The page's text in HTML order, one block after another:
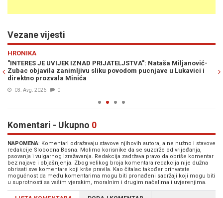
Vezane vijesti
HRONIKA
"INTERES JE UVIJEK IZNAD PRIJATELJSTVA": Nataša Miljanović-
Zubac objavila zanimljivu sliku povodom pucnjave u Lukavici i
direktno prozvala Minića
03. Avg. 2026 0
Komentari - Ukupno 0
NAPOMENA: Komentari odražavaju stavove njihovih autora, a ne nužno i stavove
redakcije Slobodna Bosna. Molimo korisnike da se suzdrže od vrijeđanja,
psovanja i vulgarnog izražavanja. Redakcija zadržava pravo da obriše komentar
bez najave i objašnjenja. Zbog velikog broja komentara redakcija nije dužna
obrisati sve komentare koji krše pravila. Kao čitalac također prihvatate
mogućnost da među komentarima mogu biti pronađeni sadržaji koji mogu biti
u suprotnosti sa vašim vjerskim, moralnim i drugim načelima i uvjerenjima.